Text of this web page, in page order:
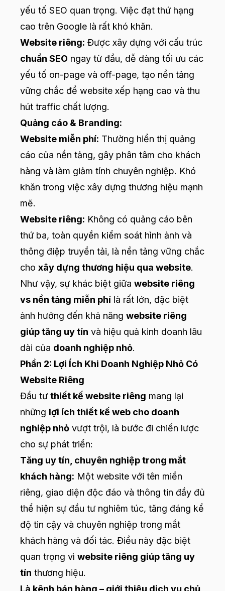
yếu tố SEO quan trọng. Việc đạt thứ hạng
cao trên Google là rất khó khăn.
Website riêng: Được xây dựng với cấu trúc
chuẩn SEO ngay từ đầu, dễ dàng tối ưu các
yếu tố on-page và off-page, tạo nền tảng
vững chắc để website xếp hạng cao và thu
hút traffic chất lượng.
Quảng cáo & Branding:
Website miễn phí: Thường hiển thị quảng
cáo của nền tảng, gây phân tâm cho khách
hàng và làm giảm tính chuyên nghiệp. Khó
khăn trong việc xây dựng thương hiệu mạnh
mẽ.
Website riêng: Không có quảng cáo bên
thứ ba, toàn quyền kiểm soát hình ảnh và
thông điệp truyền tải, là nền tảng vững chắc
cho xây dựng thương hiệu qua website.
Như vậy, sự khác biệt giữa website riêng
vs nền tảng miễn phí là rất lớn, đặc biệt
ảnh hưởng đến khả năng website riêng
giúp tăng uy tín và hiệu quả kinh doanh lâu
dài của doanh nghiệp nhỏ.
Phần 2: Lợi Ích Khi Doanh Nghiệp Nhỏ Có
Website Riêng
Đầu tư thiết kế website riêng mang lại
những lợi ích thiết kế web cho doanh
nghiệp nhỏ vượt trội, là bước đi chiến lược
cho sự phát triển:
Tăng uy tín, chuyên nghiệp trong mắt
khách hàng: Một website với tên miền
riêng, giao diện độc đáo và thông tin đầy đủ
thể hiện sự đầu tư nghiêm túc, tăng đáng kể
độ tin cậy và chuyên nghiệp trong mắt
khách hàng và đối tác. Điều này đặc biệt
quan trọng vì website riêng giúp tăng uy
tín thương hiệu.
Là kênh bán hàng – giới thiệu dịch vụ chủ